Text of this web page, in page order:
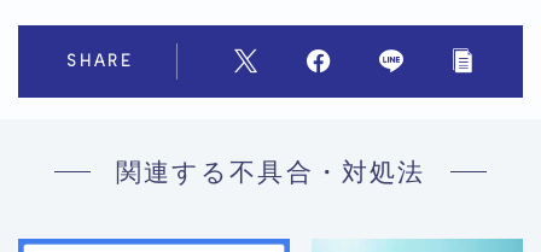
SHARE
関連する不具合・対処法